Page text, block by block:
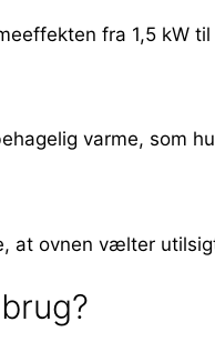
fra 1,5 kW
varme, som
at ovnen vælter